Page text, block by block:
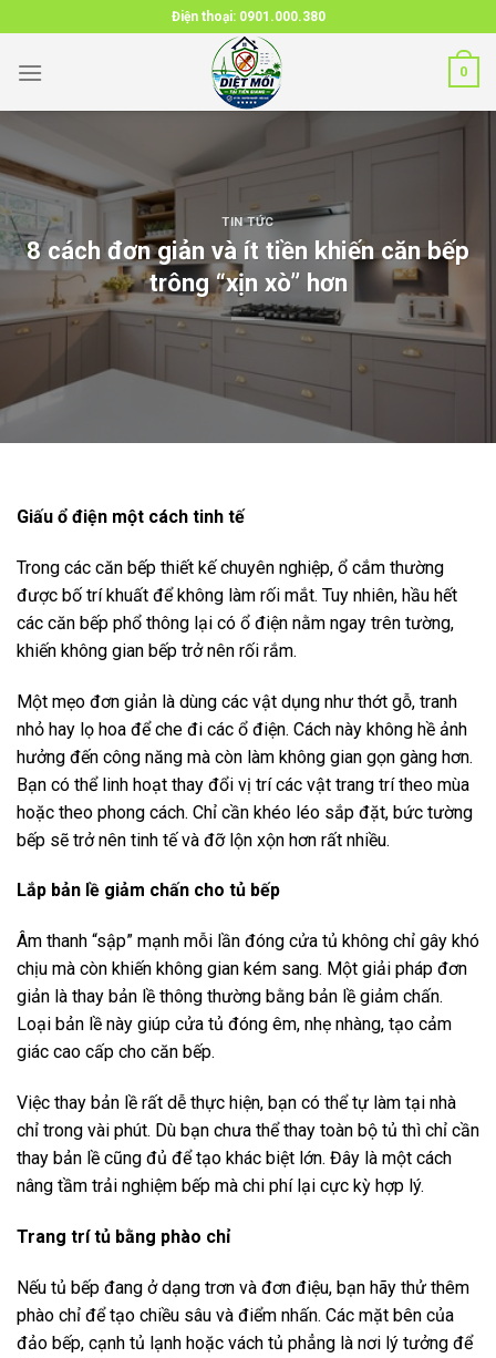
to
content
Điện thoại: 0901.000.380
0
TIN TỨC
8 cách đơn giản và ít tiền khiến căn bếp
trông “xịn xò” hơn
Giấu ổ điện một cách tinh tế
Trong các căn bếp thiết kế chuyên nghiệp, ổ cắm thường
được bố trí khuất để không làm rối mắt. Tuy nhiên, hầu hết
các căn bếp phổ thông lại có ổ điện nằm ngay trên tường,
khiến không gian bếp trở nên rối rắm.
Một mẹo đơn giản là dùng các vật dụng như thớt gỗ, tranh
nhỏ hay lọ hoa để che đi các ổ điện. Cách này không hề ảnh
hưởng đến công năng mà còn làm không gian gọn gàng hơn.
Bạn có thể linh hoạt thay đổi vị trí các vật trang trí theo mùa
hoặc theo phong cách. Chỉ cần khéo léo sắp đặt, bức tường
bếp sẽ trở nên tinh tế và đỡ lộn xộn hơn rất nhiều.
Lắp bản lề giảm chấn cho tủ bếp
Âm thanh “sập” mạnh mỗi lần đóng cửa tủ không chỉ gây khó
chịu mà còn khiến không gian kém sang. Một giải pháp đơn
giản là thay bản lề thông thường bằng bản lề giảm chấn.
Loại bản lề này giúp cửa tủ đóng êm, nhẹ nhàng, tạo cảm
giác cao cấp cho căn bếp.
Việc thay bản lề rất dễ thực hiện, bạn có thể tự làm tại nhà
chỉ trong vài phút. Dù bạn chưa thể thay toàn bộ tủ thì chỉ cần
thay bản lề cũng đủ để tạo khác biệt lớn. Đây là một cách
nâng tầm trải nghiệm bếp mà chi phí lại cực kỳ hợp lý.
Trang trí tủ bằng phào chỉ
Nếu tủ bếp đang ở dạng trơn và đơn điệu, bạn hãy thử thêm
phào chỉ để tạo chiều sâu và điểm nhấn. Các mặt bên của
đảo bếp, cạnh tủ lạnh hoặc vách tủ phẳng là nơi lý tưởng để